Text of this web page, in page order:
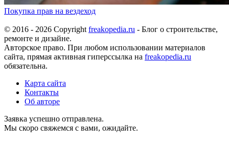
Покупка прав на вездеход
© 2016 - 2026 Copyrightfreakopedia.ru - Блог о строительстве,
ремонте и дизайне.
Авторское право. При любом использовании материалов
сайта, прямая активная гиперссылка на freakopedia.ru
обязательна.
Карта сайта
Контакты
Об авторе
Заявка успешно отправлена.
Мы скоро свяжемся с вами, ожидайте.